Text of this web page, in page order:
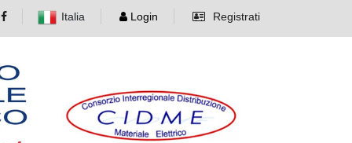
Italia Login Registrati